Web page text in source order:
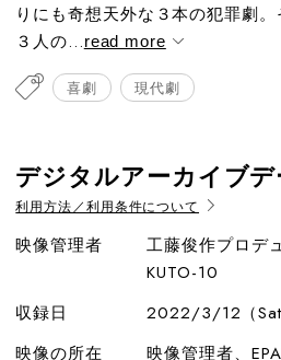
りにも奇想天外な３本の犯罪劇
３人の...read more
喜劇 現代劇
デジタルアーカイブデ
利用方法／利用条件について
映像管理者
工藤俊作プロデ
KUTO-10
収録日
2022/3/12（Sat
映像の所在
映像管理者、